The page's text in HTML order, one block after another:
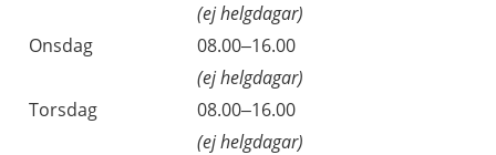
(ej helgdagar)
Onsdag
08.00–16.00
(ej helgdagar)
Torsdag
08.00–16.00
(ej helgdagar)